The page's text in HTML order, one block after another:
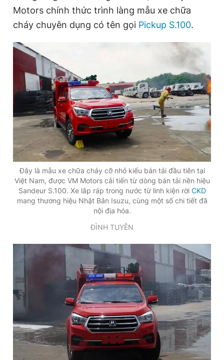
Motors chính thức trình làng mẫu xe chữa
cháy chuyên dụng có tên gọi Pickup S.100.
Đây là mẫu xe chữa cháy cỡ nhỏ kiểu bán tải đầu tiên tại
Việt Nam, được VM Motors cải tiến từ dòng bán tải nền hiệu
Sandeur S.100. Xe lắp ráp trong nước từ linh kiện rời CKD
mang thương hiệu Nhật Bản Isuzu, cùng một số chi tiết đã
nội địa hóa.
ĐÌNH TUYÊN